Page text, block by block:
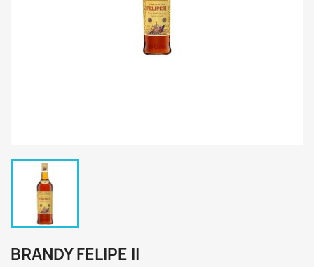
BRANDY FELIPE II